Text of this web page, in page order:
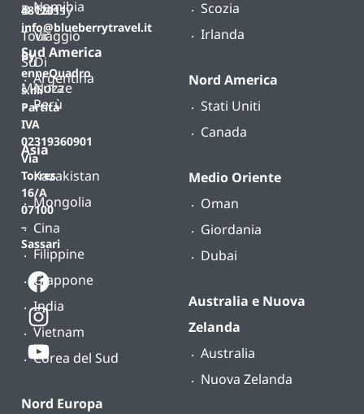
4812011
info@blueberrytravel.it
By
enneQuadro
s.r.l.
Partita
IVA
02319360901
Via
Torres
16/A
07100
–
Sassari
Namibia
Sud America
Argentina
Perù
Asia
Kazakistan
Mongolia
Cina
Filippine
Giappone
India
Vietnam
Corea del Sud
Nord Europa
Scozia
Irlanda
Nord America
Stati Uniti
Canada
Medio Oriente
Oman
Giordania
Dubai
Australia e Nuova
Zelanda
Australia
Nuova Zelanda
B-
Tour
Su
Misura
Classy
Viaggio
Di
Nozze